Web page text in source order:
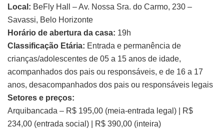
Local: BeFly Hall – Av. Nossa Sra. do Carmo, 230 –
Savassi, Belo Horizonte
Horário de abertura da casa: 19h
Classificação Etária: Entrada e permanência de
crianças/adolescentes de 05 a 15 anos de idade,
acompanhados dos pais ou responsáveis, e de 16 a 17
anos, desacompanhados dos pais ou responsáveis legais
Setores e preços:
Arquibancada – R$ 195,00 (meia-entrada legal) | R$
234,00 (entrada social) | R$ 390,00 (inteira)